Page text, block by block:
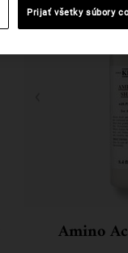
Amino
Prijať všetky súbory